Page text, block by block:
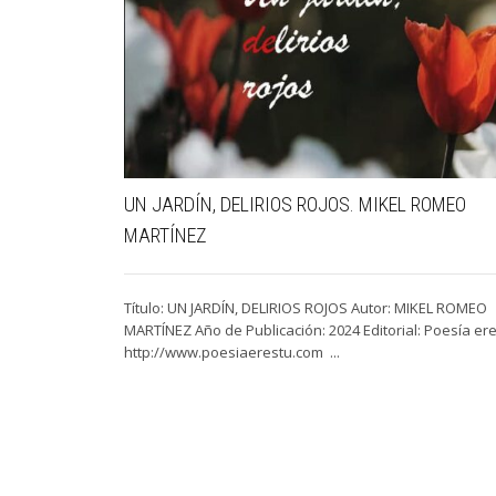
UN JARDÍN, DELIRIOS ROJOS. MIKEL ROMEO
MARTÍNEZ
Título: UN JARDÍN, DELIRIOS ROJOS Autor: MIKEL ROMEO
MARTÍNEZ Año de Publicación: 2024 Editorial: Poesía
http://www.poesiaerestu.com ...